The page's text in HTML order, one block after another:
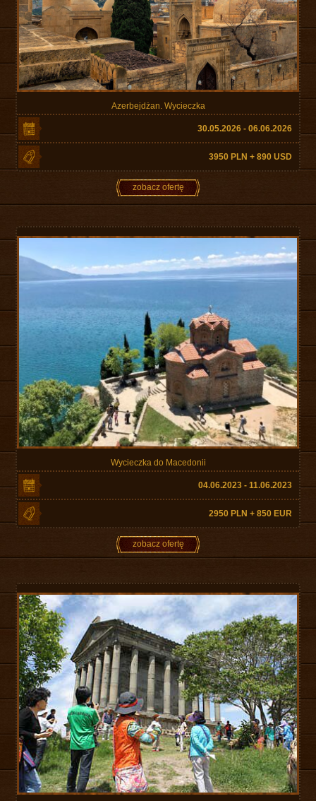
Azerbejdżan. Wycieczka
30.05.2026 - 06.06.2026
3950 PLN + 890 USD
zobacz ofertę
Wycieczka do Macedonii
04.06.2023 - 11.06.2023
2950 PLN + 850 EUR
zobacz ofertę